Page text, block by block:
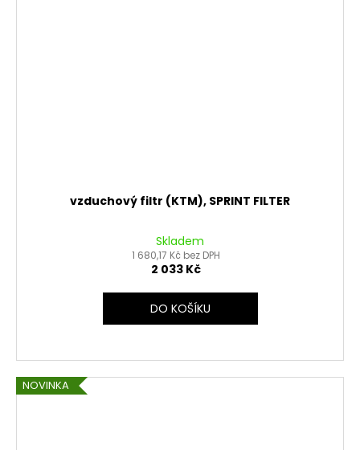
vzduchový filtr (KTM), SPRINT FILTER
Skladem
1 680,17 Kč bez DPH
2 033 Kč
DO KOŠÍKU
NOVINKA